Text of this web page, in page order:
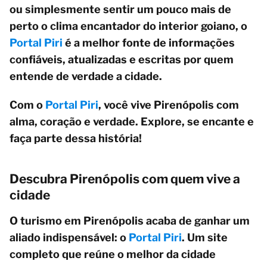
ou simplesmente sentir um pouco mais de
perto o clima encantador do interior goiano, o
Portal Piri é a melhor fonte de informações
confiáveis, atualizadas e escritas por quem
entende de verdade a cidade.
Com o Portal Piri, você vive Pirenópolis com
alma, coração e verdade. Explore, se encante e
faça parte dessa história!
Descubra Pirenópolis com quem vive a
cidade
O turismo em Pirenópolis acaba de ganhar um
aliado indispensável: o Portal Piri. Um site
completo que reúne o melhor da cidade